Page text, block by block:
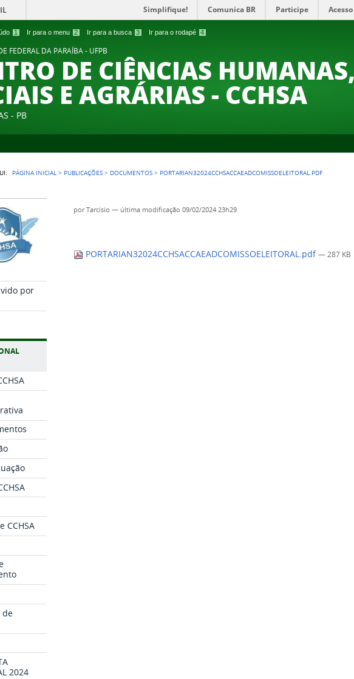
1 Ir para o menu 2 Ir para a busca 3 Ir para o rodapé 4
Simplifique! Comunica BR Participe
FEDERAL DA PARAÍBA - UFPB
DE CIÊNCIAS HUMANAS,
E AGRÁRIAS - CCHSA
- PB
PÁGINA INICIAL > PUBLICAÇÕES > DOCUMENTOS > PORTARIAN32024CCHSACCAEADCOMISSOELEITORAL.PDF
por
CCHSA
de
2024
porTarcisio — última modificação 09/02/2024 23h29
PORTARIAN32024CCHSACCAEADCOMISSOELEITORAL.pdf— 287 KB